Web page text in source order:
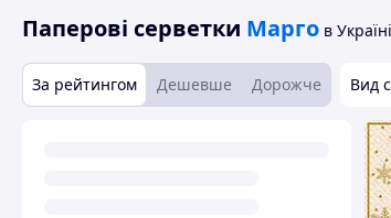
Паперові серветки Марго в Україні
За рейтингом Дешевше Дорожче Вид